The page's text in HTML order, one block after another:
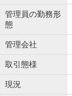
管理員の勤務形
態
管理会社
取引態様
現況